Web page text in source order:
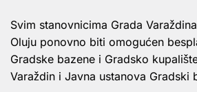
Svim stanovnicima Grada
Oluju ponovno biti omogućen
Gradske bazene i Gradsko
Varaždin i Javna ustanova Gradski